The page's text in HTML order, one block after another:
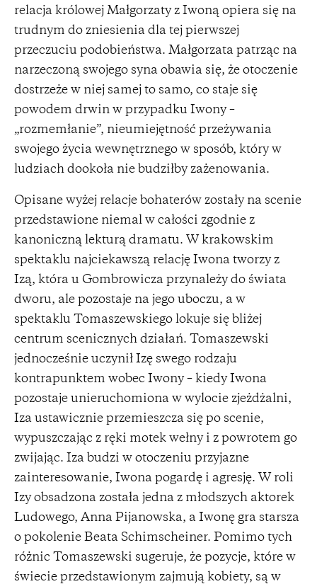
relacja królowej Małgorzaty z Iwoną opiera się na
trudnym do zniesienia dla tej pierwszej
przeczuciu podobieństwa. Małgorzata patrząc na
narzeczoną swojego syna obawia się, że otoczenie
dostrzeże w niej samej to samo, co staje się
powodem drwin w przypadku Iwony –
„rozmemłanie”, nieumiejętność przeżywania
swojego życia wewnętrznego w sposób, który w
ludziach dookoła nie budziłby zażenowania.
Opisane wyżej relacje bohaterów zostały na scenie
przedstawione niemal w całości zgodnie z
kanoniczną lekturą dramatu. W krakowskim
spektaklu najciekawszą relację Iwona tworzy z
Izą, która u Gombrowicza przynależy do świata
dworu, ale pozostaje na jego uboczu, a w
spektaklu Tomaszewskiego lokuje się bliżej
centrum scenicznych działań. Tomaszewski
jednocześnie uczynił Izę swego rodzaju
kontrapunktem wobec Iwony – kiedy Iwona
pozostaje unieruchomiona w wylocie zjeżdżalni,
Iza ustawicznie przemieszcza się po scenie,
wypuszczając z ręki motek wełny i z powrotem go
zwijając. Iza budzi w otoczeniu przyjazne
zainteresowanie, Iwona pogardę i agresję. W roli
Izy obsadzona została jedna z młodszych aktorek
Ludowego, Anna Pijanowska, a Iwonę gra starsza
o pokolenie Beata Schimscheiner. Pomimo tych
różnic Tomaszewski sugeruje, że pozycje, które w
świecie przedstawionym zajmują kobiety, są w